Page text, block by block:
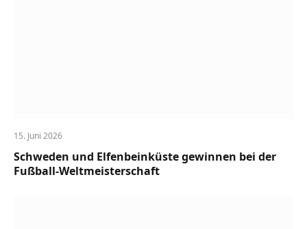
15. Juni 2026
Schweden und Elfenbeinküste gewinnen bei der
Fußball-Weltmeisterschaft